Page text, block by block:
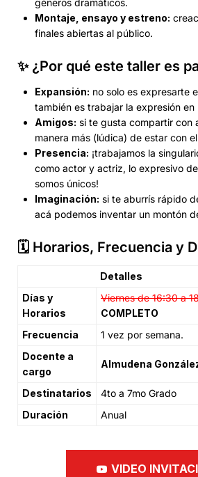
géneros dramáticos.
Montaje, ensayo y estreno:
finales abiertas al público.
✨ ¿Por qué este taller es
Expansión: no solo es expresarte
también es trabajar la expresión
Amigos: si te gusta compartir con
manera más (lúdica) de estar con
Presencia: ¡trabajamos la
como actor y actriz, lo expresivo
somos únicos!
Imaginación: si te aburrís rápido
acá podemos inventar un montón
🗓️ Horarios, Frecuencia y
Detalles
Días y
Horarios
Viernes de 16:30 a
COMPLETO
Frecuencia
1 vez por semana.
Docente a
cargo
Almudena
Destinatarios
4to a 7mo Grado
Duración
Anual
VIDEO